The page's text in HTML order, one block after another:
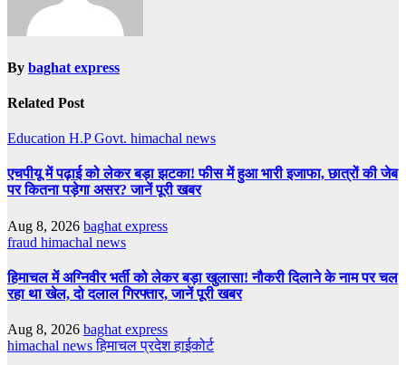
By baghat express
Related Post
Education H.P Govt. himachal news
एचपीयू में पढ़ाई को लेकर बड़ा झटका! फीस में हुआ भारी इजाफा, छात्रों की जेब
पर कितना पड़ेगा असर? जानें पूरी खबर
Aug 8, 2026 baghat express
fraud himachal news
हिमाचल में अग्निवीर भर्ती को लेकर बड़ा खुलासा! नौकरी दिलाने के नाम पर चल
रहा था खेल, दो दलाल गिरफ्तार, जानें पूरी खबर
Aug 8, 2026 baghat express
himachal newsहिमाचल प्रदेश हाईकोर्ट